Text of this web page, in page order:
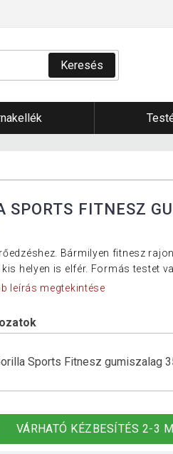
Keresés
SPORTS FITNESZ
Bármilyen fitnesz
helyen is elfér. Formás testet
leírás megtekintése
Sports Fitnesz gumiszalag
VÁRHATÓ KÉZBESÍTÉS 2-3